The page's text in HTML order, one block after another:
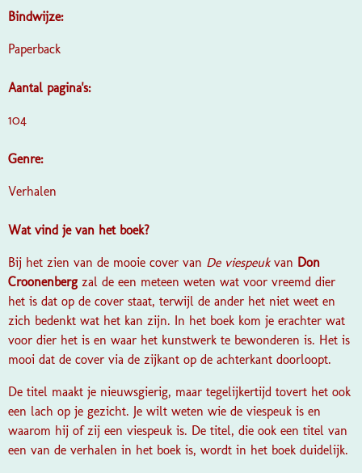
Bindwijze:
Paperback
Aantal pagina's:
104
Genre:
Verhalen
Wat vind je van het boek?
Bij het zien van de mooie cover van De viespeukvan Don
Croonenberg zal de een meteen weten wat voor vreemd dier
het is dat op de cover staat, terwijl de ander het niet weet en
zich bedenkt wat het kan zijn. In het boek kom je erachter wat
voor dier het is en waar het kunstwerk te bewonderen is. Het is
mooi dat de cover via de zijkant op de achterkant doorloopt.
De titel maakt je nieuwsgierig, maar tegelijkertijd tovert het ook
een lach op je gezicht. Je wilt weten wie de viespeuk is en
waarom hij of zij een viespeuk is. De titel, die ook een titel van
een van de verhalen in het boek is, wordt in het boek duidelijk.